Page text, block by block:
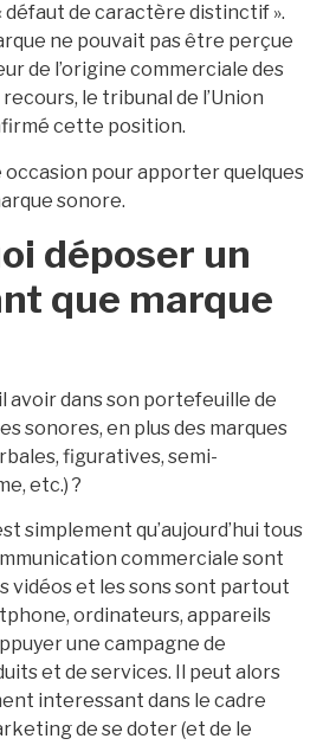
défaut de caractère distinctif ».
ne pouvait pas être perçue
de l’origine commerciale des
recours, le tribunal de l’Union
cette position.
pour apporter quelques
sonore.
déposer un
que marque
avoir dans son portefeuille de
sonores, en plus des marques
figuratives, semi-
etc.) ?
simplement qu’aujourd’hui tous
commerciale sont
vidéos et les sons sont partout
ordinateurs, appareils
une campagne de
et de services. Il peut alors
interessant dans le cadre
de se doter (et de le